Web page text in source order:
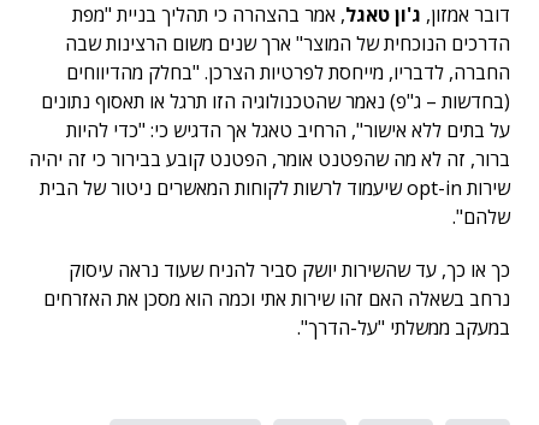
דובר אמזון, ג'ון טאגל, אמר בהצהרה כי תהליך בניית "מפת
הדרכים הנוכחית של המוצר" ארך שנים משום הרצינות שבה
החברה, לדבריו, מייחסת לפרטיות הצרכן. "בחלק מהדיווחים
(בחדשות – ג"פ) נאמר שהטכנולוגיה הזו תרגל או תאסוף נתונים
על בתים ללא אישור", הרחיב טאגל אך הדגיש כי: "כדי להיות
ברור, זה לא מה שהפטנט אומר, הפטנט קובע בבירור כי זה יהיה
שירות opt-in שיעמוד לרשות לקוחות המאשרים ניטור של הבית
שלהם".
כך או כך, עד שהשירות יושק סביר להניח שעוד נראה עיסוק
נרחב בשאלה האם זהו שירות אתי וכמה הוא מסכן את האזרחים
במעקב ממשלתי "על-הדרך".